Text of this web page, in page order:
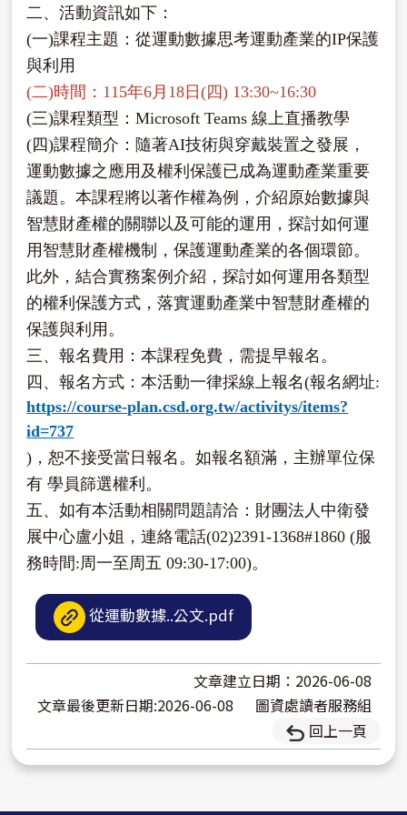
二、活動資訊如下：
(一)課程主題：從運動數據思考運動產業的IP保護
與利用
(二)時間：115年6月18日(四) 13:30~16:30
(三)課程類型：Microsoft Teams 線上直播教學
(四)課程簡介：隨著AI技術與穿戴裝置之發展，
運動數據之應用及權利保護已成為運動產業重要
議題。本課程將以著作權為例，介紹原始數據與
智慧財產權的關聯以及可能的運用，探討如何運
用智慧財產權機制，保護運動產業的各個環節。
此外，結合實務案例介紹，探討如何運用各類型
的權利保護方式，落實運動產業中智慧財產權的
保護與利用。
三、報名費用：本課程免費，需提早報名。
四、報名方式：本活動一律採線上報名(報名網址:
https://course-plan.csd.org.tw/activitys/items?
id=737
)，恕不接受當日報名。如報名額滿，主辦單位保
有 學員篩選權利。
五、如有本活動相關問題請洽：財團法人中衛發
展中心盧小姐，連絡電話(02)2391-1368#1860 (服
務時間:周一至周五 09:30-17:00)。
從運動數據..公文.pdf
文章建立日期：2026-06-08
文章最後更新日期:2026-06-08
圖資處讀者服務組
回上一頁